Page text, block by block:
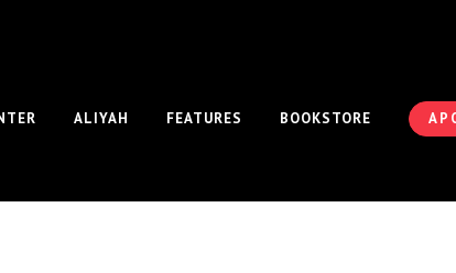
ALIYAH FEATURES BOOKSTORE